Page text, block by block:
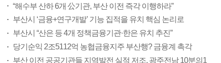
“해수부 산하 6개 公기관, 부산 이전 즉각 이행하라”
부산시 ‘금융+연구개발’ 기능 집적을 유치 핵심 논리로
부산시 “산은 등 4개 정책금융기관·한은 유치 추진”
당기순익 2조5112억 농협금융지주 부산행? 금융계 촉각
부산 이전 공공기관들 지역발전 실적 저조, 광주전남 10분의1